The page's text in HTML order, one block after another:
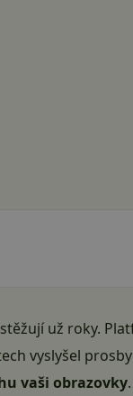
už roky.
vyslyšel
vaši obrazovky